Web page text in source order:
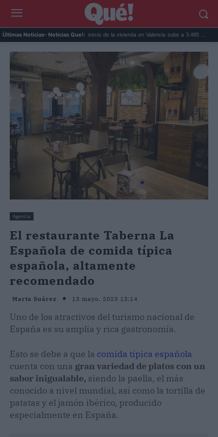
Últimas Noticias- Noticias Que!:
que a... El precio de la vivienda en Valencia sube a 3.485 ... Precio
Agencia
El restaurante Taberna La
Española de comida típica
española, altamente
recomendado
Marta Suárez 13 mayo, 2023 13:14
Uno de los atractivos del turismo nacional de
España es su amplia y rica gastronomía.
Esto se debe a que la comida típica española
cuenta con una gran variedad de platos con un
sabor inigualable, siendo la paella, el más
conocido a nivel mundial, así como la tortilla de
patatas y el jamón ibérico, producido
especialmente en España.